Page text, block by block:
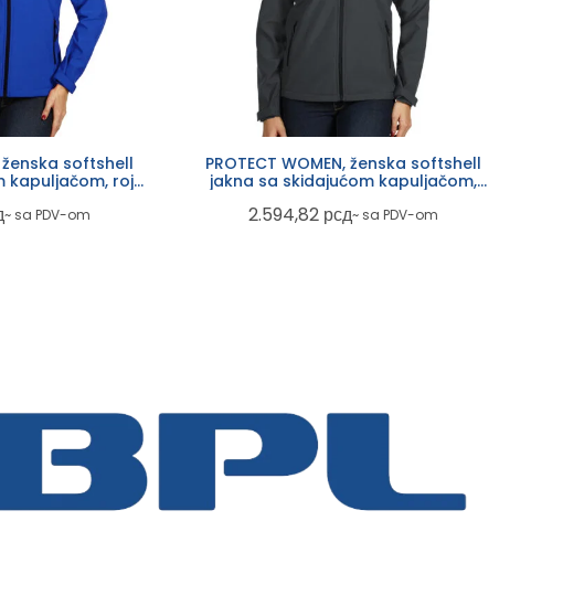
ženska softshell
kapuljačom, rojal
~ sa PDV-om
PROTECT WOMEN, ženska softshell
jakna sa skidajućom kapuljačom,
2.594,82 рсд~ sa PDV-om